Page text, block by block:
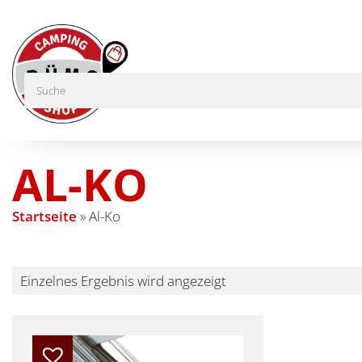
AL-KO
Startseite »Al-Ko
Einzelnes Ergebnis wird angezeigt